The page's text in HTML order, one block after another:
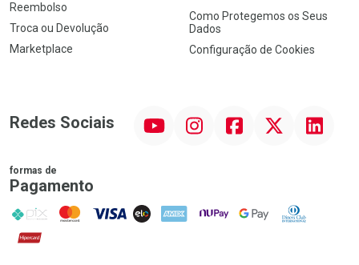
Reembolso
Troca ou Devolução
Marketplace
Como Protegemos os Seus
Dados
Configuração de Cookies
Redes Sociais InstagramFacebook Linkedin
formas de
Pagamento
PIX MasterCard
VISA ELO AMEX NuPay Google PayDiners Club
Hipercard